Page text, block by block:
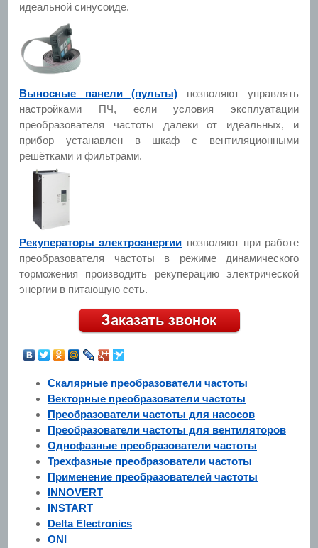
идеальной синусоиде.
Выносные панели (пульты) позволяют управлять
настройками ПЧ, если условия эксплуатации
преобразователя частоты далеки от идеальных, и
прибор устанавлен в шкаф с вентиляционными
решётками и фильтрами.
Рекуператоры электроэнергии позволяют при работе
преобразователя частоты в режиме динамического
торможения производить рекуперацию электрической
энергии в питающую сеть.
Скалярные преобразователи частоты
Векторные преобразователи частоты
Преобразователи частоты для насосов
Преобразователи частоты для вентиляторов
Однофазные преобразователи частоты
Трехфазные преобразователи частоты
Применение преобразователей частоты
INNOVERT
INSTART
Delta Electronics
ONI